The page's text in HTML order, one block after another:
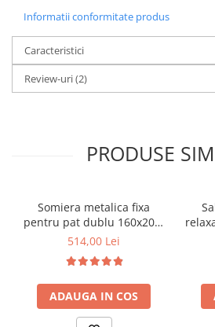
Informatii conformitate produs
Caracteristici
Review-uri(2)
PRODUSE
Somiera metalica fixa
pentru pat dublu 160x200,
6 picioare, 32 lamele lemn
saltea ferm, negru
514,00 Lei
ADAUGA IN COS
tip